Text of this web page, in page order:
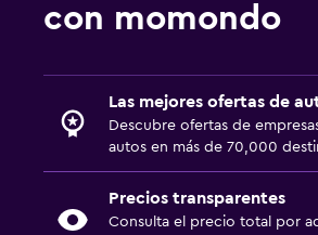
con momondo
Las mejores ofertas de
Descubre ofertas de
autos en más de 70,000
Precios transparentes
Consulta el precio total por